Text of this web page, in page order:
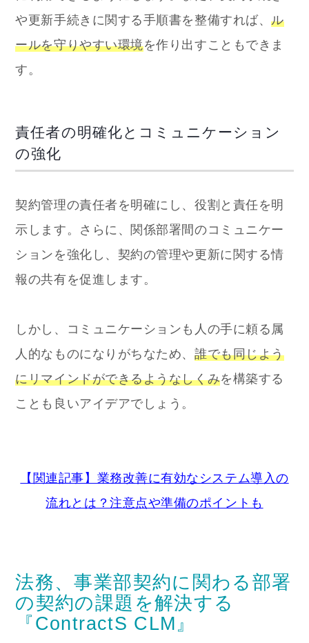
や更新手続きに関する手順書を整備すれば、ル
ールを守りやすい環境を作り出すこともできま
す。
責任者の明確化とコミュニケーション
の強化
契約管理の責任者を明確にし、役割と責任を明
示します。さらに、関係部署間のコミュニケー
ションを強化し、契約の管理や更新に関する情
報の共有を促進します。
しかし、コミュニケーションも人の手に頼る属
人的なものになりがちなため、 誰でも同じよう
にリマインドができるようなしくみを構築する
ことも良いアイデアでしょう。
【関連記事】業務改善に有効なシステム導入の
流れとは？注意点や準備のポイントも
法務、事業部契約に関わる部署
の契約の課題を解決する
『ContractS CLM』